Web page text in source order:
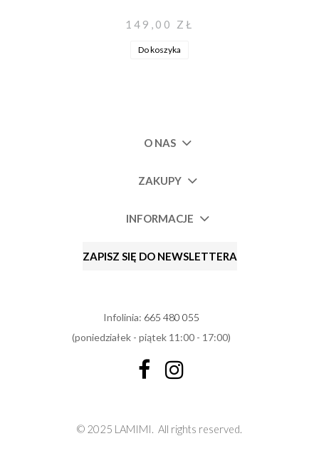
149,00 ZŁ
Do koszyka
O NAS
ZAKUPY
INFORMACJE
ZAPISZ SIĘ DO NEWSLETTERA
Infolinia: 665 480 055
(poniedziałek - piątek 11:00 - 17:00)
© 2025 LAMIMI. All rights reserved.